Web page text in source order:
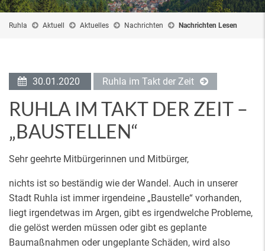
Ruhla Aktuell Aktuelles Nachrichten Nachrichten Lesen
30.01.2020 Ruhla im Takt der Zeit
RUHLA IM TAKT DER ZEIT –
„BAUSTELLEN“
Sehr geehrte Mitbürgerinnen und Mitbürger,
nichts ist so beständig wie der Wandel. Auch in unserer
Stadt Ruhla ist immer irgendeine „Baustelle“ vorhanden,
liegt irgendetwas im Argen, gibt es irgendwelche Probleme,
die gelöst werden müssen oder gibt es geplante
Baumaßnahmen oder ungeplante Schäden, wird also